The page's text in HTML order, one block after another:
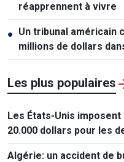
réapprennent à vivre
● Un tribunal américain
millions de dollars
mineurs
Les plus populaires
Les États-Unis
20.000 dollars pour les
ressortissants de 50
Algérie: un accident de